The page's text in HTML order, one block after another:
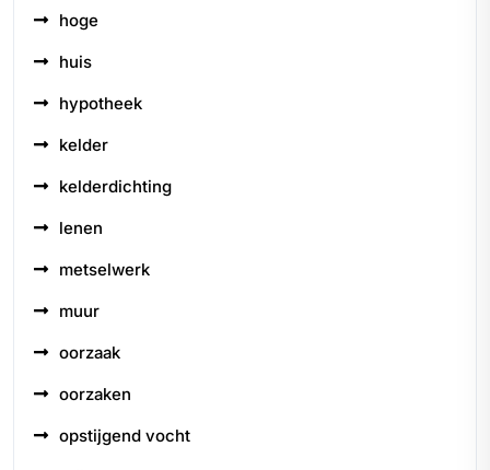
hoge
huis
hypotheek
kelder
kelderdichting
lenen
metselwerk
muur
oorzaak
oorzaken
opstijgend vocht